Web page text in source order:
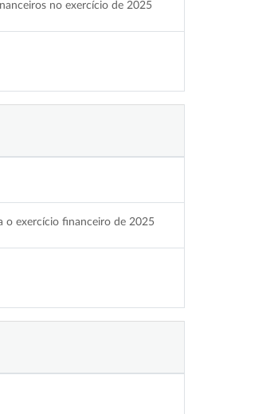
no exercício de 2025
o exercício financeiro de 2025